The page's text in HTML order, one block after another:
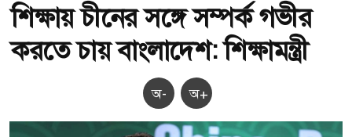
শিক্ষায় চীনের সঙ্গে সম্পর্ক গভীর
করতে চায় বাংলাদেশ: শিক্ষামন্ত্রী
অ- অ+